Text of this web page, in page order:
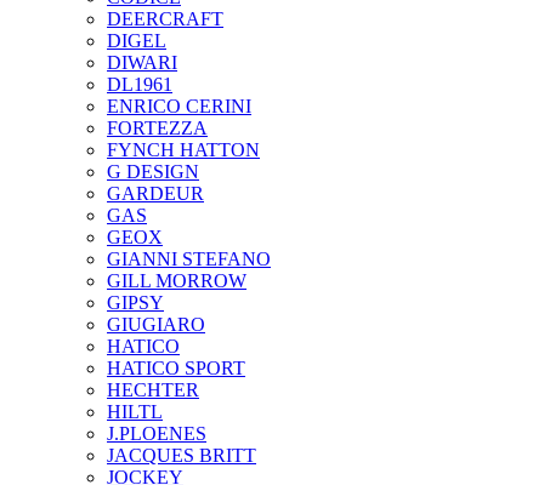
DEERCRAFT
DIGEL
DIWARI
DL1961
ENRICO CERINI
FORTEZZA
FYNCH HATTON
G DESIGN
GARDEUR
GAS
GEOX
GIANNI STEFANO
GILL MORROW
GIPSY
GIUGIARO
HATICO
HATICO SPORT
HECHTER
HILTL
J.PLOENES
JAСQUES BRITT
JOCKEY